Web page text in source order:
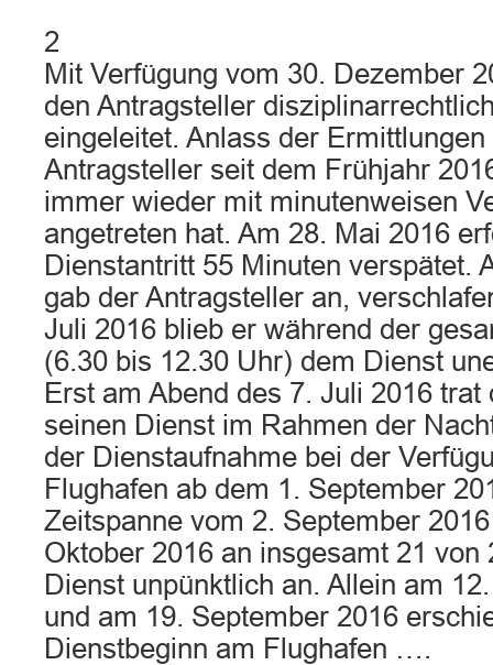
2
Mit Verfügung vom 30. Dezember
den Antragsteller
eingeleitet. Anlass der
Antragsteller seit dem Frühjahr
immer wieder mit minutenweisen
angetreten hat. Am 28. Mai 2016
Dienstantritt 55 Minuten verspätet.
gab der Antragsteller an,
Juli 2016 blieb er während der
(6.30 bis 12.30 Uhr) dem Dienst
Erst am Abend des 7. Juli 2016
seinen Dienst im Rahmen der
der Dienstaufnahme bei der
Flughafen ab dem 1. September
Zeitspanne vom 2. September
Oktober 2016 an insgesamt 21 von
Dienst unpünktlich an. Allein am
und am 19. September 2016
Dienstbeginn am Flughafen ….